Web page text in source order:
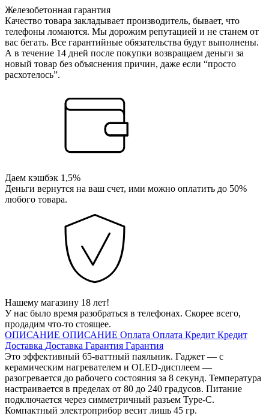
Железобетонная гарантия
Качество товара закладывает производитель, бывает, что
телефоны ломаются. Мы дорожим репутацией и не станем от
вас бегать. Все гарантийные обязательства будут выполнены.
А в течение 14 дней после покупки возвращаем деньги за
новый товар без объяснения причин, даже если “просто
расхотелось”.
Даем кэшбэк 1,5%
Деньги вернутся на ваш счет, ими можно оплатить до 50%
любого товара.
Нашему магазину 18 лет!
У нас было время разобраться в телефонах. Скорее всего,
продадим что-то стоящее.
ОПИСАНИЕ ОПИСАНИЕ Оплата Оплата Кредит Кредит
Доставка Доставка Гарантия Гарантия
Это эффективный 65-ваттный паяльник. Гаджет — с
керамическим нагревателем и OLED-дисплеем —
разогревается до рабочего состояния за 8 секунд. Температура
настраивается в пределах от 80 до 240 градусов. Питание
подключается через симметричный разъем Type-C.
Компактный электроприбор весит лишь 45 гр.